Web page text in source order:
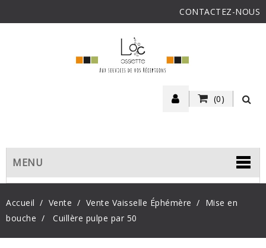
CONTACTEZ-NOUS
(0)
MENU
Accueil Vente Vente Vaisselle Éphémère
Mise en
bouche
Cuillère pulpe par 50